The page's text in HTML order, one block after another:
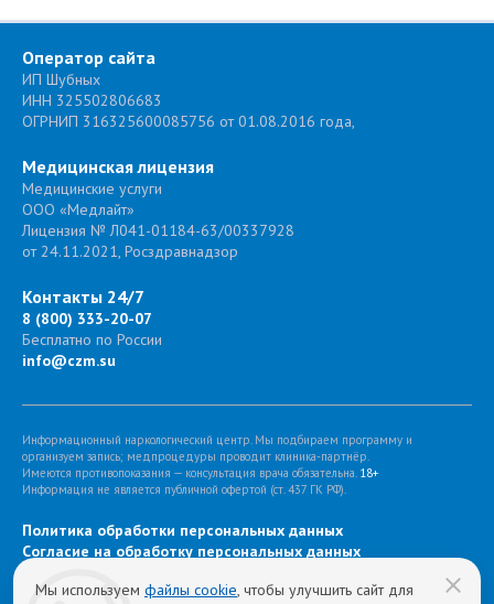
Оператор сайта
ИП Шубных
ИНН 325502806683
ОГРНИП 316325600085756 от 01.08.2016 года,
Медицинская лицензия
Медицинские услуги
ООО «Медлайт»
Лицензия № Л041-01184-63/00337928
от 24.11.2021, Росздравнадзор
Контакты 24/7
8 (800) 333-20-07
Бесплатно по России
info@czm.su
Информационный наркологический центр. Мы подбираем программу и
организуем запись; медпроцедуры проводит клиника-партнёр.
Имеются противопоказания — консультация врача обязательна. 18+
Информация не является публичной офертой (ст. 437 ГК РФ).
Политика обработки персональных данных
Cогласие на обработку персональных данных
Мы используем файлы cookie, чтобы улучшить сайт для